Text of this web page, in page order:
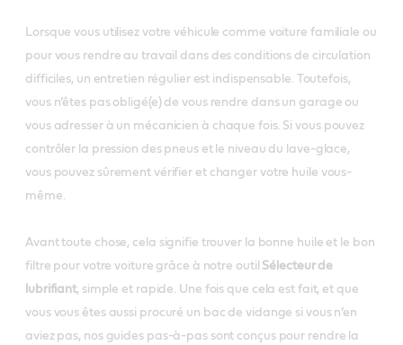
Lorsque vous utilisez votre véhicule comme voiture familiale ou
pour vous rendre au travail dans des conditions de circulation
difficiles, un entretien régulier est indispensable. Toutefois,
vous n’êtes pas obligé(e) de vous rendre dans un garage ou
vous adresser à un mécanicien à chaque fois. Si vous pouvez
contrôler la pression des pneus et le niveau du lave-glace,
vous pouvez sûrement vérifier et changer votre huile vous-
même.
Avant toute chose, cela signifie trouver la bonne huile et le bon
filtre pour votre voiture grâce à notre outil Sélecteur de
lubrifiant, simple et rapide. Une fois que cela est fait, et que
vous vous êtes aussi procuré un bac de vidange si vous n’en
aviez pas, nos guides pas-à-pas sont conçus pour rendre la